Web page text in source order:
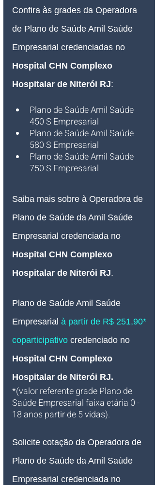
Confira às grades da Operadora
de Plano de Saúde Amil Saúde
Empresarial credenciadas no
Hospital CHN Complexo
Hospitalar de Niterói RJ:
Plano de Saúde Amil Saúde
450 S Empresarial
Plano de Saúde Amil Saúde
580 S Empresarial
Plano de Saúde Amil Saúde
750 S Empresarial
Saiba mais sobre à Operadora de
Plano de Saúde da Amil Saúde
Empresarial credenciada no
Hospital CHN Complexo
Hospitalar de Niterói RJ.
Plano de Saúde Amil Saúde
Empresarial à partir de R$ 251,90*
coparticipativo credenciado no
Hospital CHN Complexo
Hospitalar de Niterói RJ.
*(valor referente grade Plano de
Saúde Empresarial faixa etária 0 -
18 anos partir de 5 vidas).
Solicite cotação da Operadora de
Plano de Saúde da Amil Saúde
Empresarial credenciada no